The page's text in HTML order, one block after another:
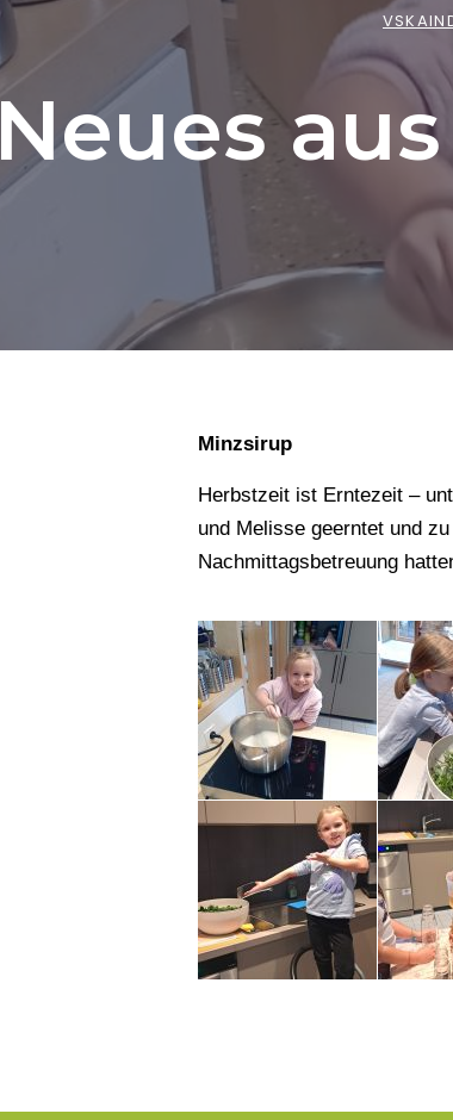
Neues
Minzsirup
Herbstzeit ist Erntezeit –
und Melisse geerntet und
Nachmittagsbetreuung